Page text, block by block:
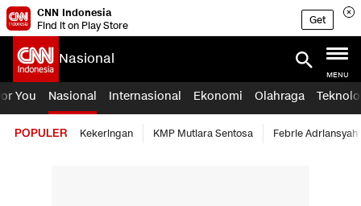
CNN Indonesia
Find it on Play Store
Get
Nasional
MENU
You Nasional Internasional Ekonomi Olahraga
POPULER Kekeringan KMP Mutiara Sentosa Febrie Adriansyah